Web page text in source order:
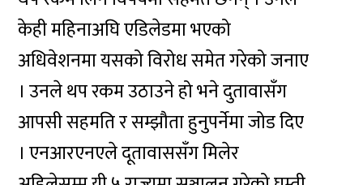
केही महिनाअघि एडिलेडमा भएको
अधिवेशनमा यसको विरोध समेत गरेको जनाए
। उनले थप रकम उठाउने हो भने दुतावासँग
आपसी सहमति र सम्झौता हुनुपर्नेमा जोड दिए
। एनआरएनएले दूतावाससँग मिलेर